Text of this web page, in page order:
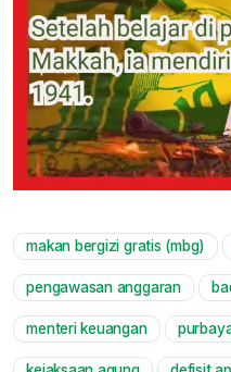
makan bergizi gratis (mbg)
pengawasan anggaran
menteri keuangan